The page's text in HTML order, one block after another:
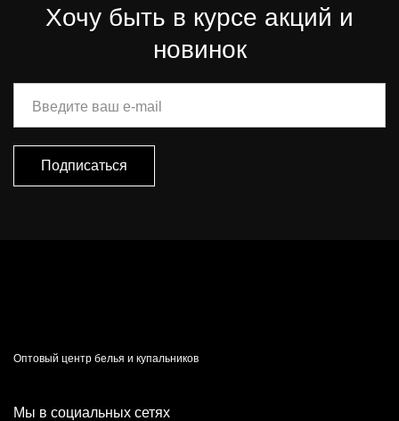
Хочу быть в курсе акций и
новинок
Введите ваш e-mail
Подписаться
Оптовый центр белья и купальников
Мы в социальных сетях